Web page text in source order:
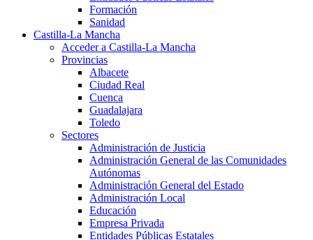
Formación
Sanidad
Castilla-La Mancha
Acceder a Castilla-La Mancha
Provincias
Albacete
Ciudad Real
Cuenca
Guadalajara
Toledo
Sectores
Administración de Justicia
Administración General de las Comunidades
Autónomas
Administración General del Estado
Administración Local
Educación
Empresa Privada
Entidades Públicas Estatales